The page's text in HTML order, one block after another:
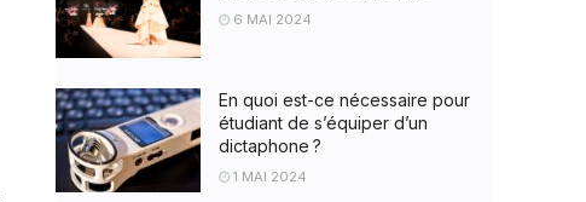
6 MAI 2024
En quoi est-ce nécessaire pour
étudiant de s’équiper d’un
dictaphone ?
1 MAI 2024